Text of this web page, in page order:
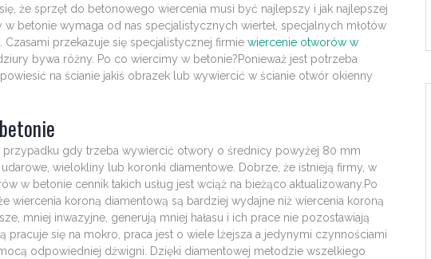
że sprzęt do betonowego wiercenia musi być najlepszy i jak najlepszej
betonie wymaga od nas specjalistycznych wierteł, specjalnych młotów
przekazuje się specjalistycznej firmie wiercenie otworów w
bywa różny. Po co wiercimy w betonie?Ponieważ jest potrzeba
na ścianie jakiś obrazek lub wywiercić w ścianie otwór okienny
gdy trzeba wywiercić otwory o średnicy powyżej 80 mm
wielokliny lub koronki diamentowe. Dobrze, że istnieją firmy, w
w betonie cennik takich usług jest wciąż na bieżąco aktualizowany.Po
wiercenia koroną diamentową są bardziej wydajne niż wiercenia koroną
mniej inwazyjne, generują mniej hałasu i ich prace nie pozostawiają
się na mokro, praca jest o wiele lżejsza a jedynymi czynnościami
odpowiedniej dźwigni. Dzięki diamentowej metodzie wszelkiego